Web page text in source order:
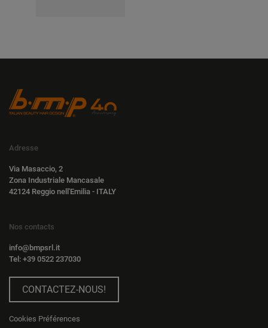
Adresse
Via Masaccio, 2
Zona Industriale Mancasale
42124 Reggio nell'Emilia - ITALY
Nos contacts
info@bmpsrl.it
Tel: +39 0522 237030
CONTACTEZ-NOUS!
Cookies Préférences